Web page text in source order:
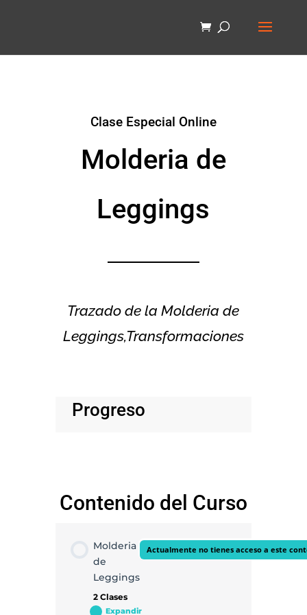
Clase Especial Online
Molderia de
Leggings
Trazado de la Molderia de
Leggings,Transformaciones
Progreso
Contenido del Curso
Molderia
de
Leggings
2 Clases
Actualmente no tienes acceso a este
Expandir